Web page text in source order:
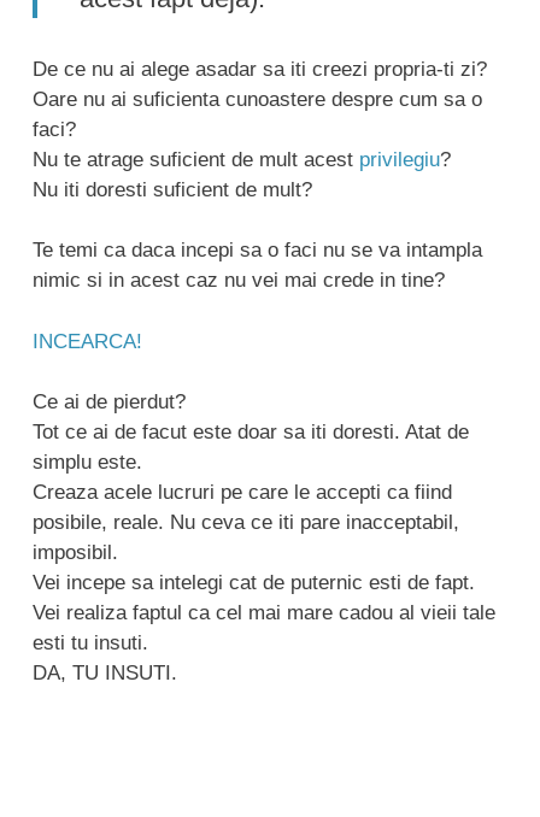
De ce nu ai alege asadar sa iti creezi propria-ti zi?
Oare nu ai suficienta cunoastere despre cum sa o
faci?
Nu te atrage suficient de mult acest privilegiu?
Nu iti doresti suficient de mult?
Te temi ca daca incepi sa o faci nu se va intampla
nimic si in acest caz nu vei mai crede in tine?
INCEARCA!
Ce ai de pierdut?
Tot ce ai de facut este doar sa iti doresti. Atat de
simplu este.
Creaza acele lucruri pe care le accepti ca fiind
posibile, reale. Nu ceva ce iti pare inacceptabil,
imposibil.
Vei incepe sa intelegi cat de puternic esti de fapt.
Vei realiza faptul ca cel mai mare cadou al vieii tale
esti tu insuti.
DA, TU INSUTI.